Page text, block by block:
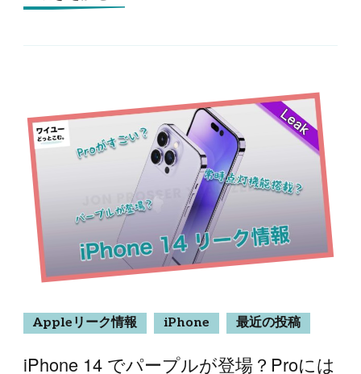
Appleリーク情報 iPhone 最近の投稿
iPhone 14 でパープルが登場？Proには